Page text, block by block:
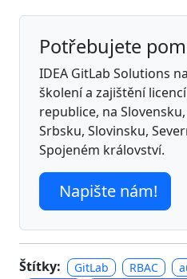
Potřebujete
IDEA GitLab Solutions
školení a zajištění
republice, na
Srbsku, Slovinsku,
Spojeném království.
Napište nám!
Štítky: GitLab RBAC